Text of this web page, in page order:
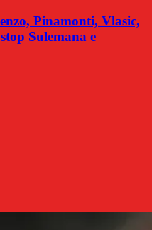
Pinamonti, Vlasic,
Sulemana e